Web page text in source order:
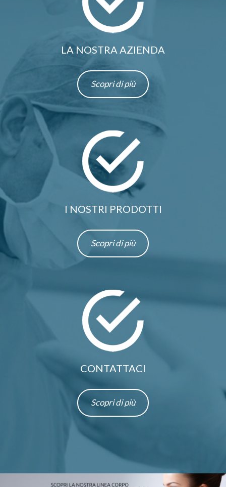
LA NOSTRA AZIENDA
Scopri di più
I NOSTRI PRODOTTI
Scopri di più
CONTATTACI
Scopri di più